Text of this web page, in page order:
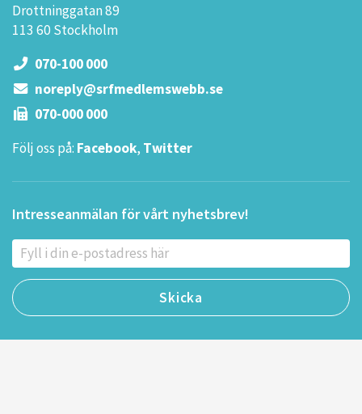
Drottninggatan 89
113 60 Stockholm
070-100 000
noreply@srfmedlemswebb.se
070-000 000
Följ oss på: Facebook, Twitter
Intresseanmälan för vårt nyhetsbrev!